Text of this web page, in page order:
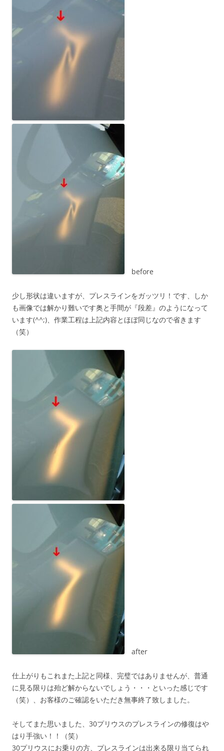
before
少し形状は違いますが、プレスラインをガッツリ！です、しか
も画像では解かり難いです奥と手間が『段差』のようになって
います(^^;)、作業工程は上記内容とほぼ同じなので省きます
（笑）
after
仕上がりもこれまた上記と同様、完璧ではありませんが、普通
に見る限りは殆ど解からないでしょう・・・といった感じです
（笑）、お客様のご確認をいただき無事終了致しました。
そしてまた思いました、30プリウスのプレスラインの修復はや
はり手強い！！（笑）
30プリウスにお乗りの方、プレスラインは出来る限り当てられ